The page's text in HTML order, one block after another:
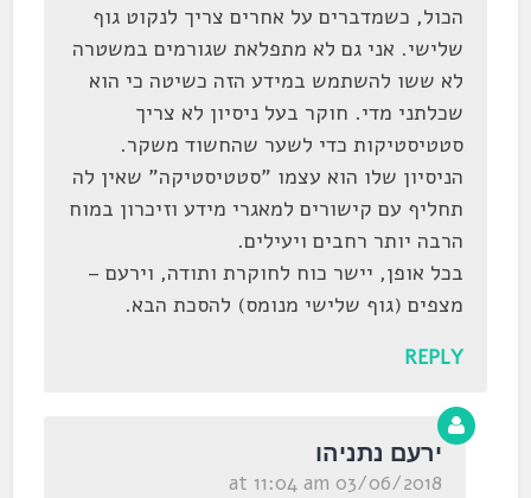
הכול, כשמדברים על אחרים צריך לנקוט גוף
שלישי. אני גם לא מתפלאת שגורמים במשטרה
לא ששו להשתמש במידע הזה כשיטה כי הוא
שכלתני מדי. חוקר בעל ניסיון לא צריך
סטטיסטיקות כדי לשער שהחשוד משקר.
הניסיון שלו הוא עצמו "סטטיסטיקה" שאין לה
תחליף עם קישורים למאגרי מידע וזיכרון במוח
הרבה יותר רחבים ויעילים.
בכל אופן, יישר כוח לחוקרת ותודה, וירעם –
מצפים (גוף שלישי מנומס) להסכת הבא.
REPLY
ירעם נתניהו
03/06/2018 at 11:04 am